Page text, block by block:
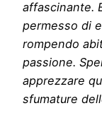
affascinante.
permesso di
rompendo
passione.
apprezzare
sfumature